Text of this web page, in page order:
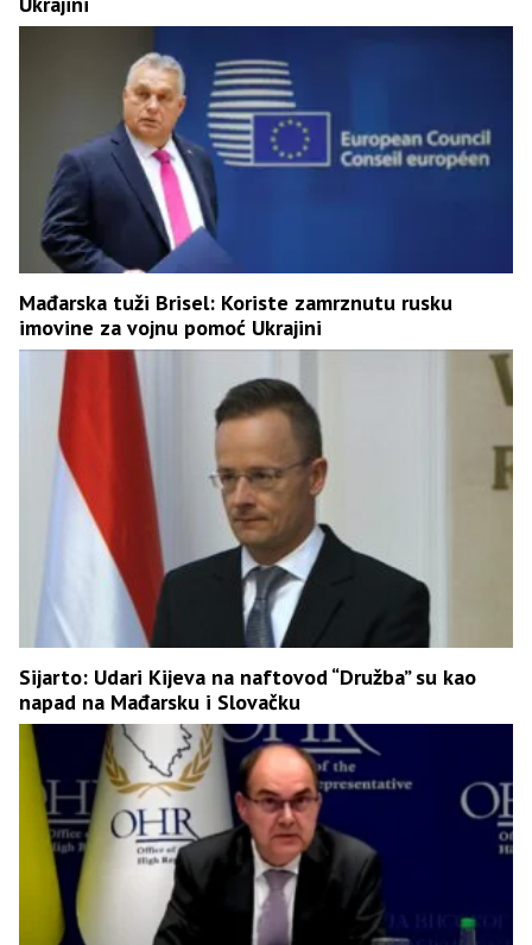
Mađarska tuži Brisel: Koriste zamrznutu rusku
imovine za vojnu pomoć Ukrajini
Sijarto: Udari Kijeva na naftovod “Družba” su kao
napad na Mađarsku i Slovačku